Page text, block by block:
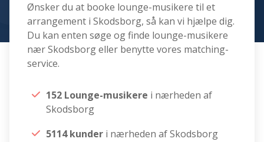
Ønsker du at booke lounge-musikere til et
arrangement i Skodsborg, så kan vi hjælpe dig.
Du kan enten søge og finde lounge-musikere
nær Skodsborg eller benytte vores matching-
service.
152 Lounge-musikere i nærheden af
Skodsborg
5114 kunder i nærheden af Skodsborg